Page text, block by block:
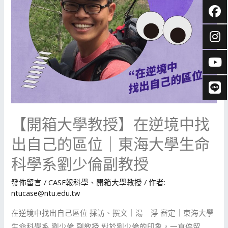
【開箱大學教授】在逆境中找
出自己的區位｜東海大學生命
科學系劉少倫副教授
發佈留言 /CASE報科學 、 開箱大學教授 / 作者:
ntucase@ntu.edu.tw
在逆境中找出自己區位 採訪、撰文｜湯 淨 審定｜東海大學